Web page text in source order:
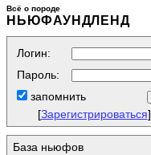
Всё о породе
НЬЮФАУНДЛЕНД
Логин:
Пароль:
запомнить
[Зарегистрироваться]
База ньюфов